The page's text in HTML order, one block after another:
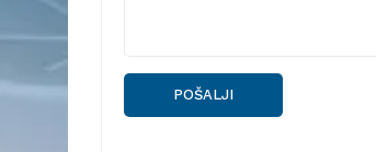
POŠALJI